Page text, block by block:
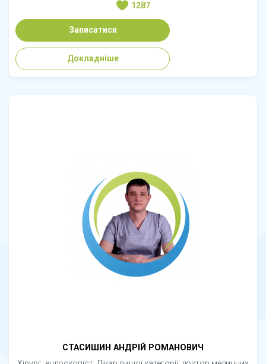
1287
Записатися
Докладніше
СТАСИШИН АНДРІЙ РОМАНОВИЧ